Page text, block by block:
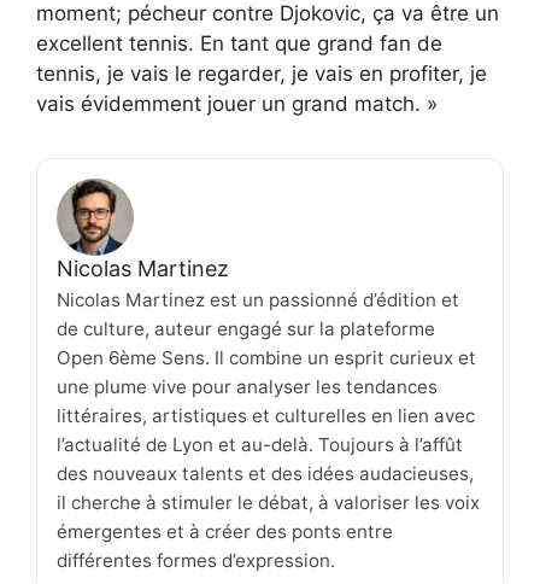
moment; pécheur contre Djokovic, ça va être un
excellent tennis. En tant que grand fan de
tennis, je vais le regarder, je vais en profiter, je
vais évidemment jouer un grand match. »
Nicolas Martinez
Nicolas Martinez est un passionné d’édition et
de culture, auteur engagé sur la plateforme
Open 6ème Sens. Il combine un esprit curieux et
une plume vive pour analyser les tendances
littéraires, artistiques et culturelles en lien avec
l’actualité de Lyon et au-delà. Toujours à l’affût
des nouveaux talents et des idées audacieuses,
il cherche à stimuler le débat, à valoriser les voix
émergentes et à créer des ponts entre
différentes formes d’expression.